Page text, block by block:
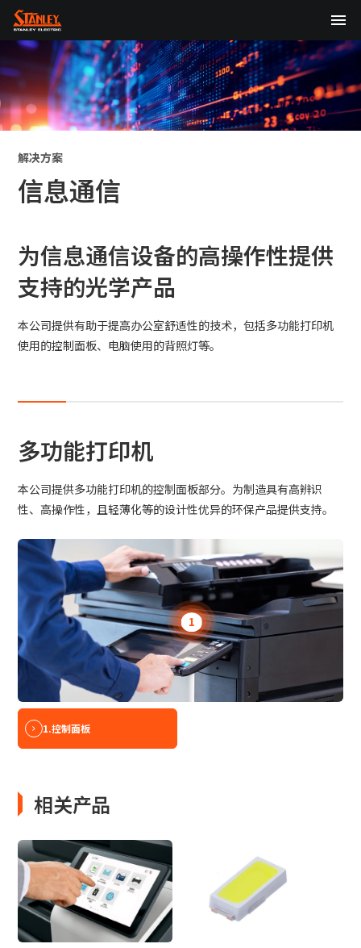
日本語 English
联系我们
产品搜索
例：VFHY1104P、LLF0111A、ULR4B、SL035
关于我们
产品中心
技术研发
股东・投资者信息（English）
新闻
解决方案
信息通信
为信息通信设备的高操作性提供
支持的光学产品
本公司提供有助于提高办公室舒适性的技术，包括多功能打印机
使用的控制面板、电脑使用的背照灯等。
多功能打印机
本公司提供多功能打印机的控制面板部分。为制造具有高辨识
性、高操作性，且轻薄化等的设计性优异的环保产品提供支持。
1
1.控制面板
相关产品